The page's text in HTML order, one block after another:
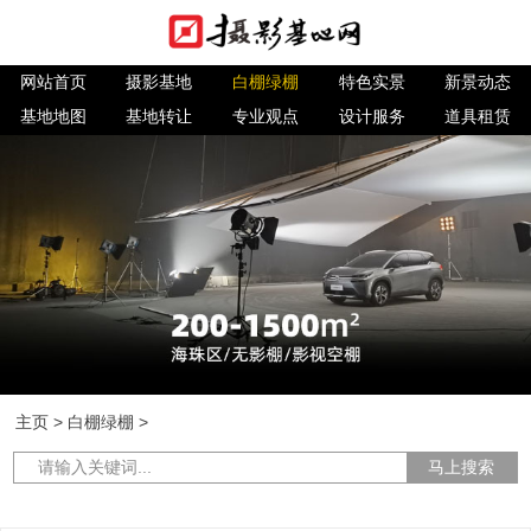
网站首页 摄影基地 白棚绿棚 特色实景
新景动态
基地地图
基地转让 专业观点 设计服务 道具租赁
主页 > 白棚绿棚 >
马上搜索